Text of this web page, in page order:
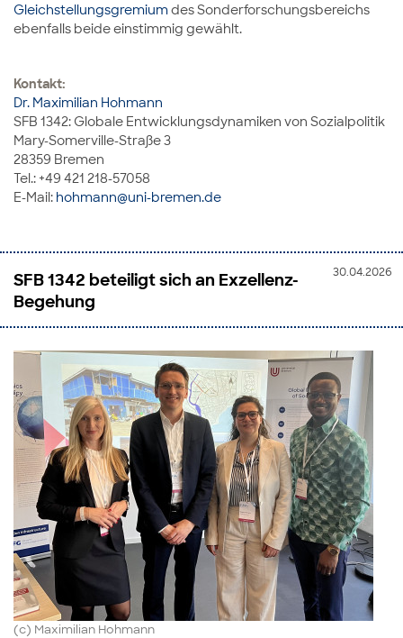
Gleichstellungsgremiumdes Sonderforschungsbereichs
ebenfalls beide einstimmig gewählt.
Kontakt:
Dr. Maximilian Hohmann
SFB 1342: Globale Entwicklungsdynamiken von Sozialpolitik
Mary-Somerville-Straße 3
28359 Bremen
Tel.: +49 421 218-57058
E-Mail: hohmann@uni-bremen.de
30.04.2026
SFB 1342 beteiligt sich an Exzellenz-
Begehung
(c) Maximilian Hohmann